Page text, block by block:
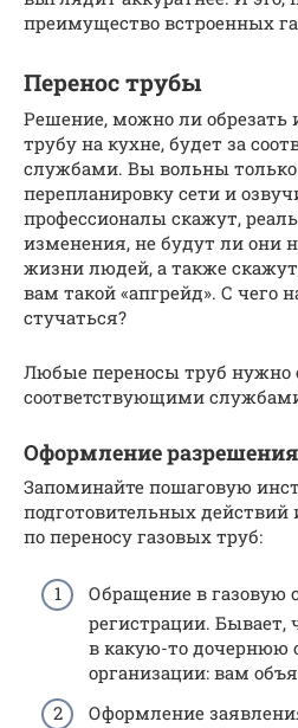
преимущество встроенных
Перенос трубы
Решение, можно ли обрезать
трубу на кухне, будет за
службами. Вы вольны
перепланировку сети и
профессионалы скажут,
изменения, не будут ли они
жизни людей, а также
вам такой «апгрейд». С чего
стучаться?
Любые переносы труб нужно
соответствующими
Оформление разрешения
Запоминайте пошаговую
подготовительных действий
по переносу газовых труб:
Обращение в газовую
регистрации. Бывает,
в какую-то дочернюю
организации: вам
Оформление